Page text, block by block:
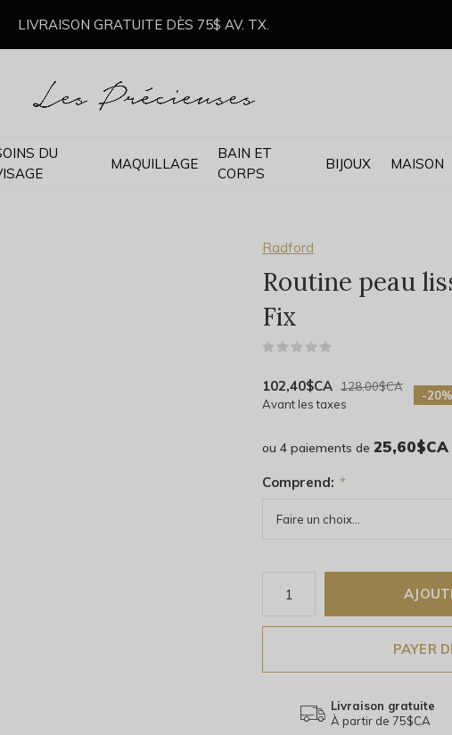
DU
MAQUILLAGE
BAIN ET
CORPS
BIJOUX MAISON
LIVRAISON GRATUITE DÈS 75$ AV. TX.
Radford
Routine peau
Fix
102,40$CA 128,00$CA
Avant les taxes
-20%
ou 4 paiements de 25,60$CA
Comprend: *
PAYER
Livraison gratuite
À partir de 75$CA